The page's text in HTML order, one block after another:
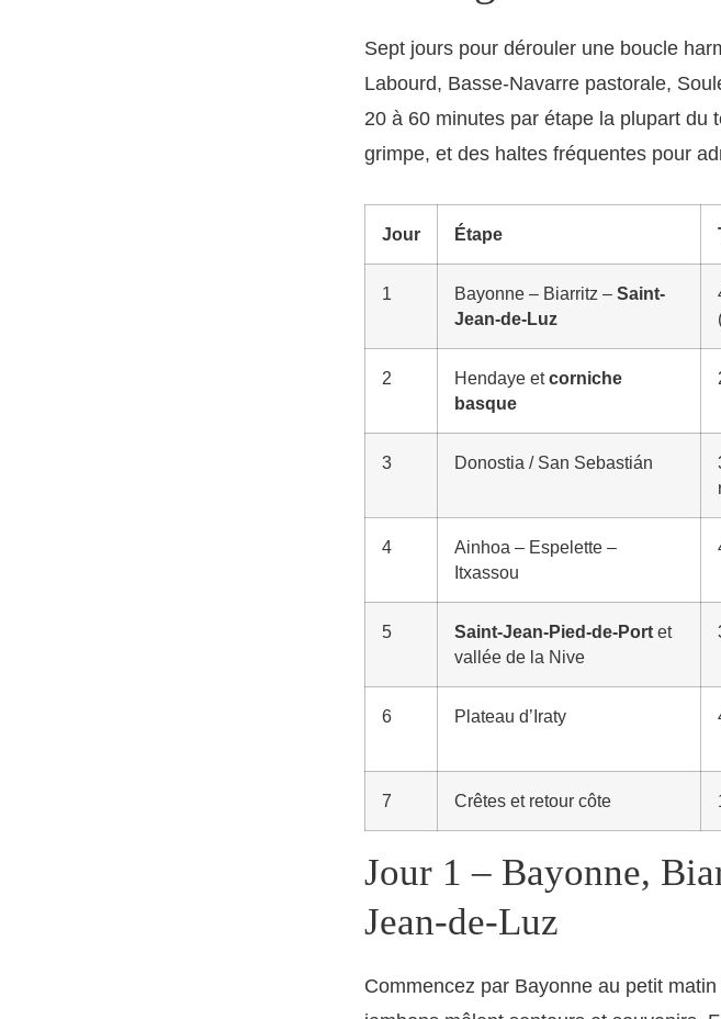
Sept jours pour dérouler une boucle
Labourd, Basse-Navarre pastorale,
20 à 60 minutes par étape la plupart du
grimpe, et des haltes fréquentes pour
Jour Étape
1 Bayonne – Biarritz – Saint-
Jean-de-Luz
2 Hendaye etcorniche
basque
3 Donostia / San Sebastián
4
Ainhoa – Espelette –
Itxassou
5 Saint-Jean-Pied-de-Port et
vallée de la Nive
6 Plateau d’Iraty
7 Crêtes et retour côte
Jour 1 – Bayonne,
Jean-de-Luz
Commencez par Bayonne au petit